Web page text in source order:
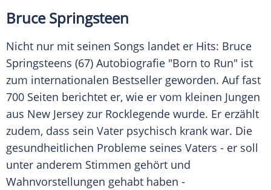
Bruce Springsteen
Nicht nur mit seinen Songs landet er Hits: Bruce
Springsteens (67) Autobiografie "Born to Run" ist
zum internationalen Bestseller geworden. Auf fast
700 Seiten berichtet er, wie er vom kleinen Jungen
aus New Jersey zur Rocklegende wurde. Er erzählt
zudem, dass sein Vater psychisch krank war. Die
gesundheitlichen Probleme seines Vaters - er soll
unter anderem Stimmen gehört und
Wahnvorstellungen gehabt haben -